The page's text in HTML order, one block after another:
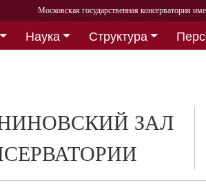
Московская государственная консерватория
Наука Структура
ЗАЛ